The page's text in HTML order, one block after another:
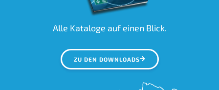
Alle Kataloge auf einen Blick.
ZU DEN DOWNLOADS